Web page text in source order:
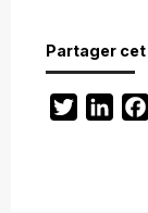
Partager
Twitter